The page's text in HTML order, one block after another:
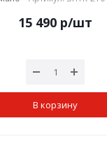
15 490 р/шт
В корзину